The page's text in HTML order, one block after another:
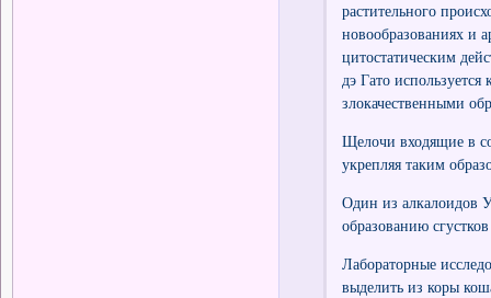
растительного
новообразованиях и
цитостатическим
дэ Гато
злокачественными
Щелочи входящие в
укрепляя таким
Один из алкалоидов
образованию
Лабораторные
выделить из коры